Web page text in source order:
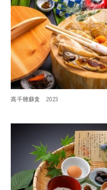
高千穂蘇食 2023